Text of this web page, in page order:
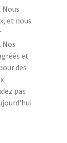
et nous
et
des
pas